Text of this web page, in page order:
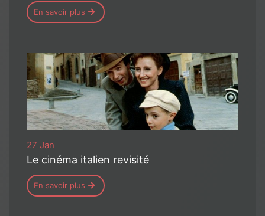
En savoir plus
27 Jan
Le cinéma italien revisité
En savoir plus